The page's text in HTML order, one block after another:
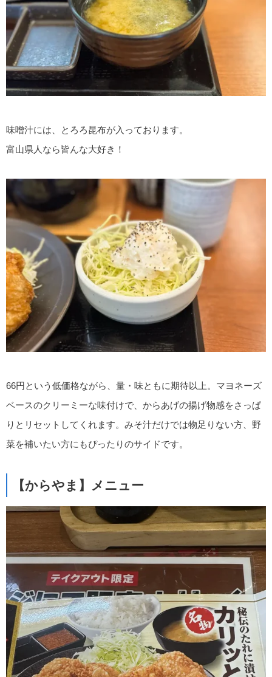
味噌汁には、とろろ昆布が入っております。
富山県人なら皆んな大好き！
66円という低価格ながら、量・味ともに期待以上。マヨネーズ
ベースのクリーミーな味付けで、からあげの揚げ物感をさっぱ
りとリセットしてくれます。みそ汁だけでは物足りない方、野
菜を補いたい方にもぴったりのサイドです。
【からやま】メニュー